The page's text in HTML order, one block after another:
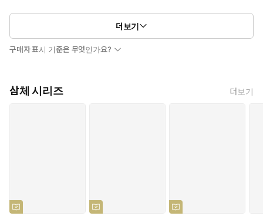
더보기
구매자 표시 기준은 무엇인가요?
삼체 시리즈 더보기